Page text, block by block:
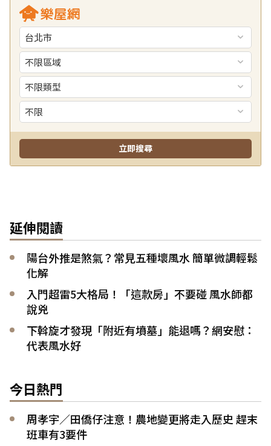
延伸閱讀
陽台外推是煞氣？常見五種壞風水 簡單微調輕鬆
化解
入門超雷5大格局！「這款房」不要碰 風水師都
說兇
下斡旋才發現「附近有墳墓」能退嗎？網安慰：
代表風水好
今日熱門
周孝宇／田僑仔注意！農地變更將走入歷史 趕末
班車有3要件